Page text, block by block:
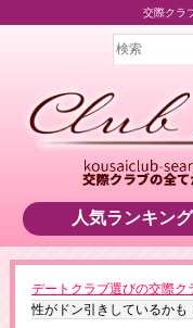
交際クラ
人気ランキング
デートクラブ選びの交際ク
性がドン引きしているか
▶男性用公